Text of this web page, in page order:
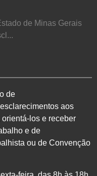
de Minas Gerais
de
aos
los e receber
e de
ou de Convenção